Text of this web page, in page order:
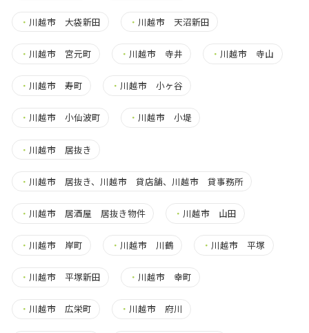
・ 川越市 大袋新田 ・ 川越市 天沼新田
・ 川越市 宮元町 ・ 川越市 寺井 ・ 川越市 寺山
・ 川越市 寿町 ・ 川越市 小ヶ谷
・ 川越市 小仙波町 ・ 川越市 小堤
・ 川越市 居抜き
・ 川越市 居抜き、川越市 貸店舗、川越市 貸事務所
・ 川越市 居酒屋 居抜き物件 ・ 川越市 山田
・ 川越市 岸町 ・ 川越市 川鶴 ・ 川越市 平塚
・ 川越市 平塚新田 ・ 川越市 幸町
・ 川越市 広栄町 ・ 川越市 府川